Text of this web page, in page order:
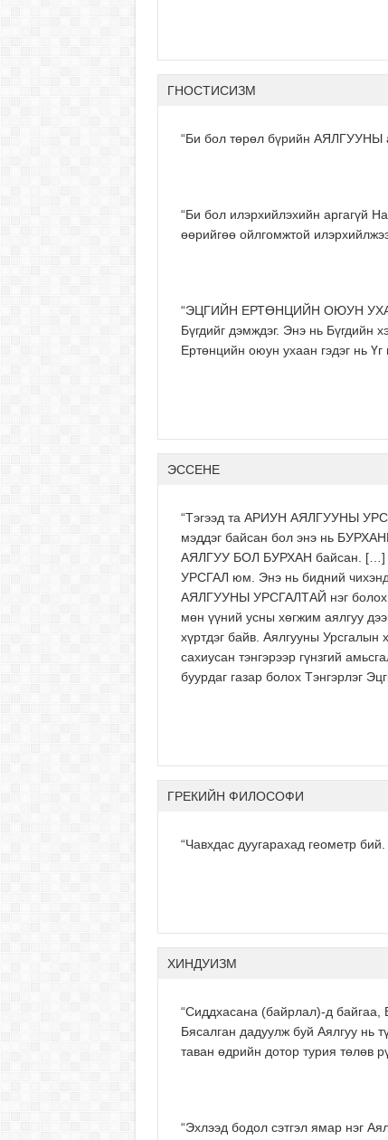
ГНОСТИСИЗМ
“Би бол төрөл бүрийн АЯЛГУУНЫ
“Би бол илэрхийлэхийн аргагүй
өөрийгөө ойлгомжтой
“ЭЦГИЙН ЕРТӨНЦИЙН ОЮУН УХААН
Бүгдийг дэмждэг. Энэ нь Бүгдийн
Ертөнцийн оюун ухаан гэдэг нь
ЭССЕНЕ
“Тэгээд та АРИУН АЯЛГУУНЫ
мэддэг байсан бол энэ нь
АЯЛГУУ БОЛ БУРХАН байсан. […]
УРСГАЛ юм. Энэ нь бидний чихэнд
АЯЛГУУНЫ УРСГАЛТАЙ нэг болох
мөн үүний усны хөгжим аялгуу
хүртдэг байв. Аялгууны Урсгалын
сахиусан тэнгэрээр гүнзгий
буурдаг газар болох Тэнгэрлэг
ГРЕКИЙН ФИЛОСОФИ
“Чавхдас дуугарахад геометр
ХИНДУИЗМ
“Сиддхасана (байрлал)-д
Бясалган дадуулж буй Аялгуу нь
таван өдрийн дотор турия төлөв
“Эхлээд бодол сэтгэл ямар нэг